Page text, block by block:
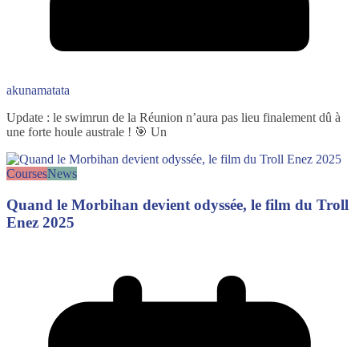
akunamatata
Update : le swimrun de la Réunion n’aura pas lieu finalement dû à
une forte houle australe ! 🎯 Un
CoursesNews
Quand le Morbihan devient odyssée, le film du Troll
Enez 2025